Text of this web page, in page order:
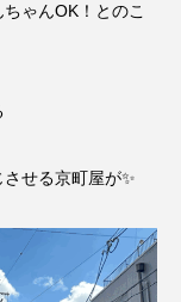
ゃんOK！とのこ
せる京町屋が✨